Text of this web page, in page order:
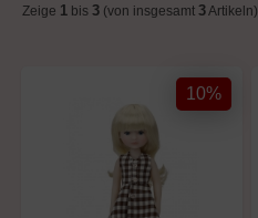
Zeige 1 bis 3 (von insgesamt 3Artikeln)
10%